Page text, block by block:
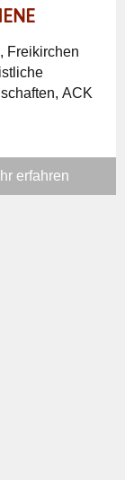
Freikirchen
ACK
erfahren